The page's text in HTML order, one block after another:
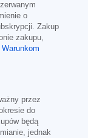
o
Zakup
zakupu,
Warunkom
przez
do
będą
jednak